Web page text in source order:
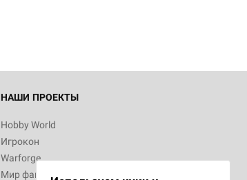
НАШИ ПРОЕКТЫ
Hobby World
Игрокон
Warforge
Мир фантастики